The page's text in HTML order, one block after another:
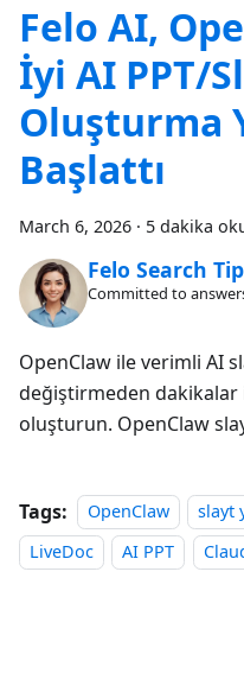
Felo AI,
İyi AI PPT/
Oluşturma
Başlattı
March 6, 2026 · 5 dakika
Felo Search
Committed to
OpenClaw ile verimli AI
değiştirmeden
oluşturun. OpenClaw
Tags: OpenClaw slayt
LiveDoc
AI PPT